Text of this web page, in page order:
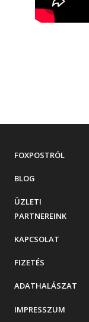
FOXPOSTRÓL
BLOG
ÜZLETI
PARTNEREINK
KAPCSOLAT
FIZETÉS
ADATHALÁSZAT
IMPRESSZUM